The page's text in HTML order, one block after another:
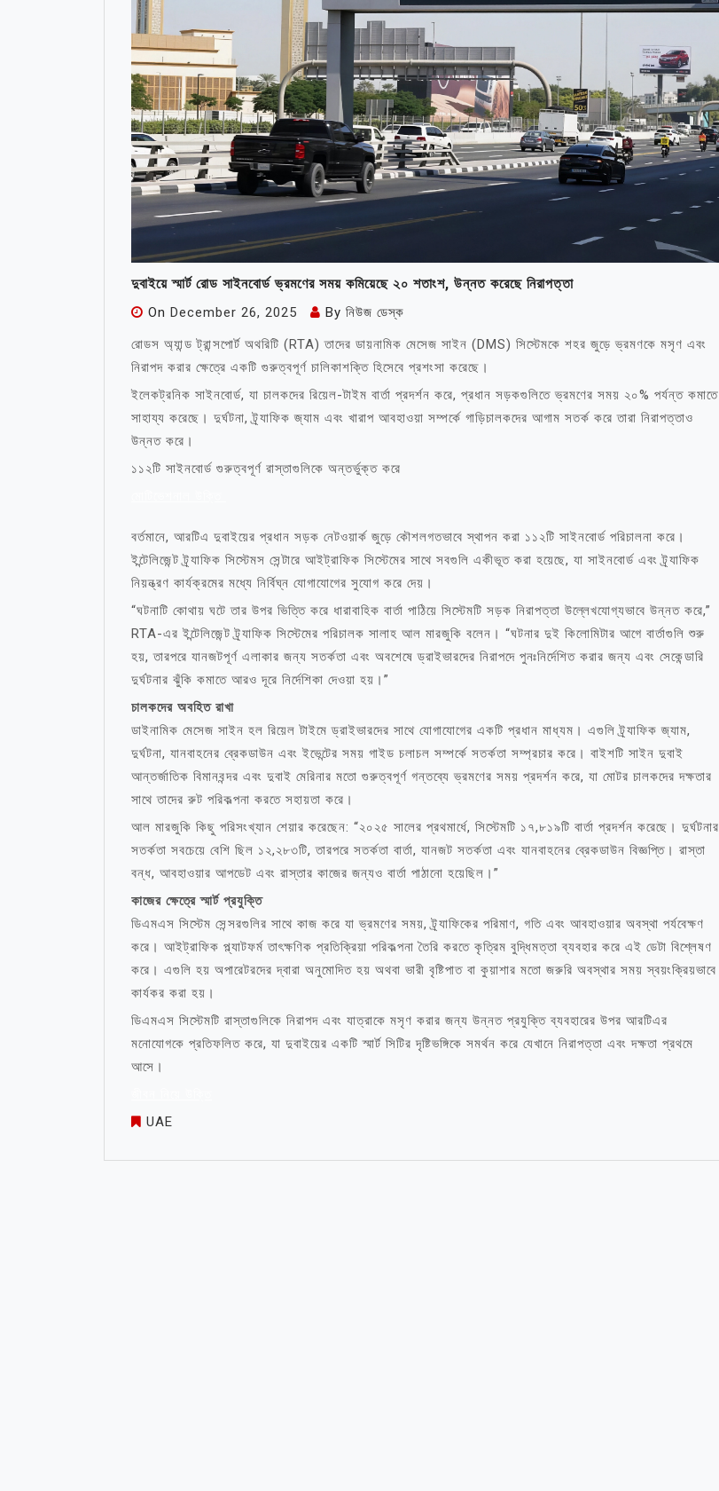
দুবাইয়ে স্মার্ট রোড সাইনবোর্ড ভ্রমণের সময় কমিয়েছে ২০ শতাংশ, উন্নত করেছে নিরাপত্তা
On December 26, 2025 By নিউজ ডেস্ক
রোডস অ্যান্ড ট্রান্সপোর্ট অথরিটি (RTA) তাদের ডায়নামিক মেসেজ সাইন (DMS) সিস্টেমকে শহর জুড়ে ভ্রমণকে মসৃণ এবং
নিরাপদ করার ক্ষেত্রে একটি গুরুত্বপূর্ণ চালিকাশক্তি হিসেবে প্রশংসা করেছে।
ইলেকট্রনিক সাইনবোর্ড, যা চালকদের রিয়েল-টাইম বার্তা প্রদর্শন করে, প্রধান সড়কগুলিতে ভ্রমণের সময় ২০% পর্যন্ত কমাতে
সাহায্য করেছে। দুর্ঘটনা, ট্র্যাফিক জ্যাম এবং খারাপ আবহাওয়া সম্পর্কে গাড়িচালকদের আগাম সতর্ক করে তারা নিরাপত্তাও
উন্নত করে।
১১২টি সাইনবোর্ড গুরুত্বপূর্ণ রাস্তাগুলিকে অন্তর্ভুক্ত করে
বর্তমানে, আরটিএ দুবাইয়ের প্রধান সড়ক নেটওয়ার্ক জুড়ে কৌশলগতভাবে স্থাপন করা ১১২টি সাইনবোর্ড পরিচালনা করে।
ইন্টেলিজেন্ট ট্র্যাফিক সিস্টেমস সেন্টারে আইট্রাফিক সিস্টেমের সাথে সবগুলি একীভূত করা হয়েছে, যা সাইনবোর্ড এবং ট্র্যাফিক
নিয়ন্ত্রণ কার্যক্রমের মধ্যে নির্বিঘ্ন যোগাযোগের সুযোগ করে দেয়।
“ঘটনাটি কোথায় ঘটে তার উপর ভিত্তি করে ধারাবাহিক বার্তা পাঠিয়ে সিস্টেমটি সড়ক নিরাপত্তা উল্লেখযোগ্যভাবে উন্নত করে,”
RTA-এর ইন্টেলিজেন্ট ট্র্যাফিক সিস্টেমের পরিচালক সালাহ আল মারজুকি বলেন। “ঘটনার দুই কিলোমিটার আগে বার্তাগুলি শুরু
হয়, তারপরে যানজটপূর্ণ এলাকার জন্য সতর্কতা এবং অবশেষে ড্রাইভারদের নিরাপদে পুনঃনির্দেশিত করার জন্য এবং সেকেন্ডারি
দুর্ঘটনার ঝুঁকি কমাতে আরও দূরে নির্দেশিকা দেওয়া হয়।”
চালকদের অবহিত রাখা
ডাইনামিক মেসেজ সাইন হল রিয়েল টাইমে ড্রাইভারদের সাথে যোগাযোগের একটি প্রধান মাধ্যম। এগুলি ট্র্যাফিক জ্যাম,
দুর্ঘটনা, যানবাহনের ব্রেকডাউন এবং ইভেন্টের সময় গাইড চলাচল সম্পর্কে সতর্কতা সম্প্রচার করে। বাইশটি সাইন দুবাই
আন্তর্জাতিক বিমানবন্দর এবং দুবাই মেরিনার মতো গুরুত্বপূর্ণ গন্তব্যে ভ্রমণের সময় প্রদর্শন করে, যা মোটর চালকদের দক্ষতার
সাথে তাদের রুট পরিকল্পনা করতে সহায়তা করে।
আল মারজুকি কিছু পরিসংখ্যান শেয়ার করেছেন: “২০২৫ সালের প্রথমার্ধে, সিস্টেমটি ১৭,৮১৯টি বার্তা প্রদর্শন করেছে। দুর্ঘটনার
সতর্কতা সবচেয়ে বেশি ছিল ১২,২৮৩টি, তারপরে সতর্কতা বার্তা, যানজট সতর্কতা এবং যানবাহনের ব্রেকডাউন বিজ্ঞপ্তি। রাস্তা
বন্ধ, আবহাওয়ার আপডেট এবং রাস্তার কাজের জন্যও বার্তা পাঠানো হয়েছিল।”
কাজের ক্ষেত্রে স্মার্ট প্রযুক্তি
ডিএমএস সিস্টেম সেন্সরগুলির সাথে কাজ করে যা ভ্রমণের সময়, ট্র্যাফিকের পরিমাণ, গতি এবং আবহাওয়ার অবস্থা পর্যবেক্ষণ
করে। আইট্রাফিক প্ল্যাটফর্ম তাৎক্ষণিক প্রতিক্রিয়া পরিকল্পনা তৈরি করতে কৃত্রিম বুদ্ধিমত্তা ব্যবহার করে এই ডেটা বিশ্লেষণ
করে। এগুলি হয় অপারেটরদের দ্বারা অনুমোদিত হয় অথবা ভারী বৃষ্টিপাত বা কুয়াশার মতো জরুরি অবস্থার সময় স্বয়ংক্রিয়ভাবে
কার্যকর করা হয়।
ডিএমএস সিস্টেমটি রাস্তাগুলিকে নিরাপদ এবং যাত্রাকে মসৃণ করার জন্য উন্নত প্রযুক্তি ব্যবহারের উপর আরটিএর
মনোযোগকে প্রতিফলিত করে, যা দুবাইয়ের একটি স্মার্ট সিটির দৃষ্টিভঙ্গিকে সমর্থন করে যেখানে নিরাপত্তা এবং দক্ষতা প্রথমে
আসে।
UAE